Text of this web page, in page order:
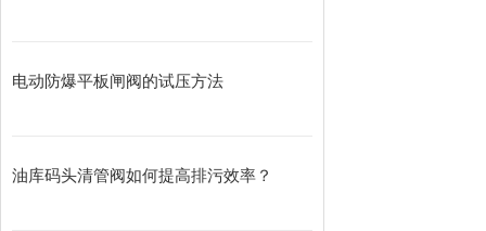
电动防爆平板闸阀的试压方法
油库码头清管阀如何提高排污效率？